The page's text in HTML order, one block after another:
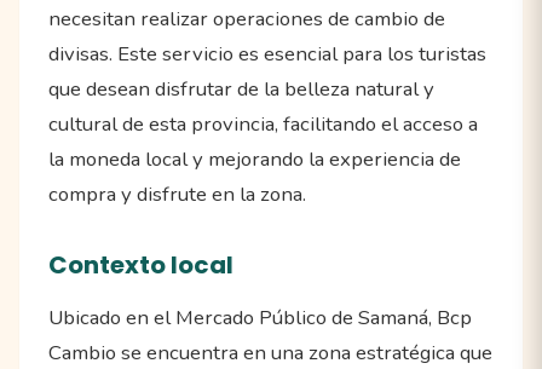
necesitan realizar operaciones de cambio de
divisas. Este servicio es esencial para los turistas
que desean disfrutar de la belleza natural y
cultural de esta provincia, facilitando el acceso a
la moneda local y mejorando la experiencia de
compra y disfrute en la zona.
Contexto local
Ubicado en el Mercado Público de Samaná, Bcp
Cambio se encuentra en una zona estratégica que